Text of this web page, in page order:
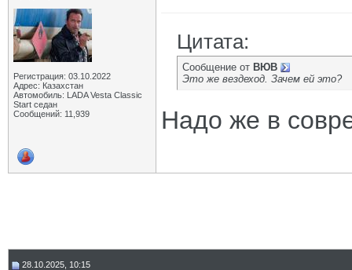
Регистрация: 03.10.2022
Адрес: Казахстан
Автомобиль: LADA Vesta Classic
Start седан
Сообщений: 11,939
Цитата:
Сообщение от ВЮВ
Это же вездеход. Зачем ей это?
Надо же в
28.10.2025, 10:15